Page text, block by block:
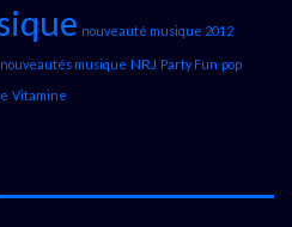
nouveauté musique 2012
nouveautés musique NRJ Party Fun pop
Vitamine